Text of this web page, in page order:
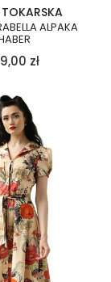
ALPAKA
zł